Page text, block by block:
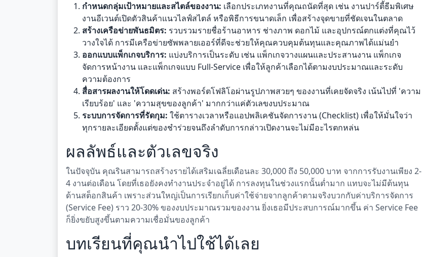
กำหนดกลุ่มเป้าหมายและสไตล์ของงาน: เลือกประเภทงานที่คุณถนัดที่สุด เช่น งานปาร์ตี้ธีมพิเศษ
งานอีเวนต์เปิดตัวสินค้าแนวไลฟ์สไตล์ หรือพิธีการขนาดเล็ก เพื่อสร้างจุดขายที่ชัดเจนในตลาด
สร้างเครือข่ายพันธมิตร: รวบรวมรายชื่อร้านอาหาร ช่างภาพ ดอกไม้ และอุปกรณ์ตกแต่งที่คุณไว้
วางใจได้ การมีเครือข่ายซัพพลายเออร์ที่ดีจะช่วยให้คุณควบคุมต้นทุนและคุณภาพได้แม่นยำ
ออกแบบแพ็กเกจบริการ: แบ่งบริการเป็นระดับ เช่น แพ็กเกจวางแผนและประสานงาน แพ็กเกจ
จัดการหน้างาน และแพ็กเกจแบบ Full-Service เพื่อให้ลูกค้าเลือกได้ตามงบประมาณและระดับ
ความต้องการ
สื่อสารผลงานให้โดดเด่น: สร้างพอร์ตโฟลิโอผ่านรูปภาพสวยๆ ของงานที่เคยจัดจริง เน้นไปที่ 'ความ
เรียบร้อย' และ 'ความสุขของลูกค้า' มากกว่าแค่ตัวเลขงบประมาณ
ระบบการจัดการที่รัดกุม: ใช้ตารางเวลาหรือแอปพลิเคชันจัดการงาน (Checklist) เพื่อให้มั่นใจว่า
ทุกรายละเอียดตั้งแต่ของชำร่วยจนถึงลำดับการกล่าวเปิดงานจะไม่มีอะไรตกหล่น
ผลลัพธ์และตัวเลขจริง
ในปัจจุบัน คุณรินสามารถสร้างรายได้เสริมเฉลี่ยเดือนละ 30,000 ถึง 50,000 บาท จากการรับงานเพียง 2-
4 งานต่อเดือน โดยที่เธอยังคงทำงานประจำอยู่ได้ การลงทุนในช่วงแรกนั้นต่ำมาก แทบจะไม่มีต้นทุน
ด้านสต็อกสินค้า เพราะส่วนใหญ่เป็นการเรียกเก็บค่าใช้จ่ายจากลูกค้าตามจริงบวกกับค่าบริการจัดการ
(Service Fee) ราว 20-30% ของงบประมาณรวมของงาน ยิ่งเธอมีประสบการณ์มากขึ้น ค่า Service Fee
ก็ยิ่งขยับสูงขึ้นตามความเชื่อมั่นของลูกค้า
บทเรียนที่คุณนำไปใช้ได้เลย